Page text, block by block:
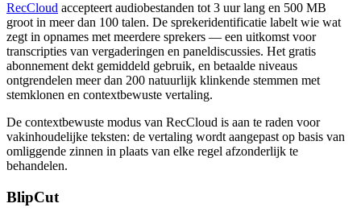
RecCloud accepteert audiobestanden tot 3 uur lang en 500 MB
groot in meer dan 100 talen. De sprekeridentificatie labelt wie wat
zegt in opnames met meerdere sprekers — een uitkomst voor
transcripties van vergaderingen en paneldiscussies. Het gratis
abonnement dekt gemiddeld gebruik, en betaalde niveaus
ontgrendelen meer dan 200 natuurlijk klinkende stemmen met
stemklonen en contextbewuste vertaling.
De contextbewuste modus van RecCloud is aan te raden voor
vakinhoudelijke teksten: de vertaling wordt aangepast op basis van
omliggende zinnen in plaats van elke regel afzonderlijk te
behandelen.
BlipCut